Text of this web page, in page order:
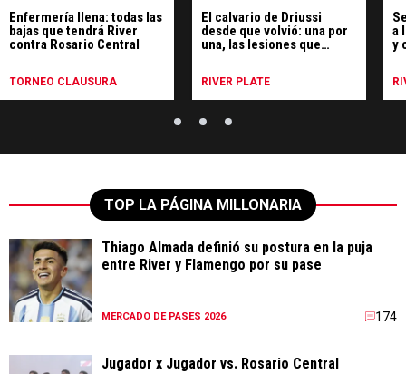
Enfermería llena: todas las
bajas que tendrá River
contra Rosario Central
TORNEO CLAUSURA
El calvario de Driussi
desde que volvió: una por
una, las lesiones que
RIVER PLATE
a
y
TOP LA PÁGINA MILLONARIA
Thiago Almada definió su postura en la puja
entre River y Flamengo por su pase
MERCADO DE PASES 2026 174
Jugador x Jugador vs. Rosario Central